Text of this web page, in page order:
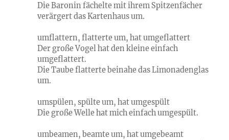
Die Baronin fächelte mit ihrem Spitzenfächer
verärgert das Kartenhaus um.
umflattern, flatterte um, hat umgeflattert
Der große Vogel hat den kleine einfach
umgeflattert.
Die Taube flatterte beinahe das Limonadenglas
um.
umspülen, spülte um, hat umgespült
Die große Welle hat mich einfach umgespült.
umbeamen, beamte um, hat umgebeamt